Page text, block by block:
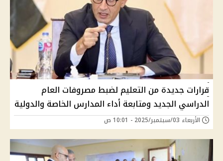
قرارات جديدة من التعليم لضبط مصروفات العام
الدراسي الجديد ومتابعة أداء المدارس الخاصة والدولية
الأربعاء 03/سبتمبر/2025 - 10:01 ص